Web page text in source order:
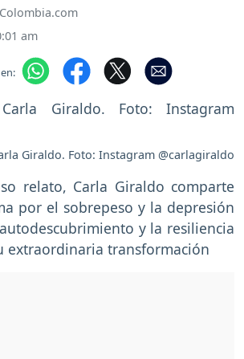
Colombia.com
am
Giraldo. Foto: Instagram @carlagiraldo
relato, Carla Giraldo comparte
por el sobrepeso y la depresión
y la resiliencia
extraordinaria transformación